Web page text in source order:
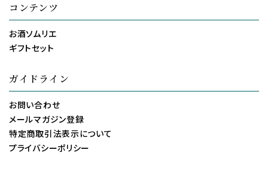
コンテンツ
お酒ソムリエ
ギフトセット
ガイドライン
お問い合わせ
メールマガジン登録
特定商取引法表示について
プライバシーポリシー